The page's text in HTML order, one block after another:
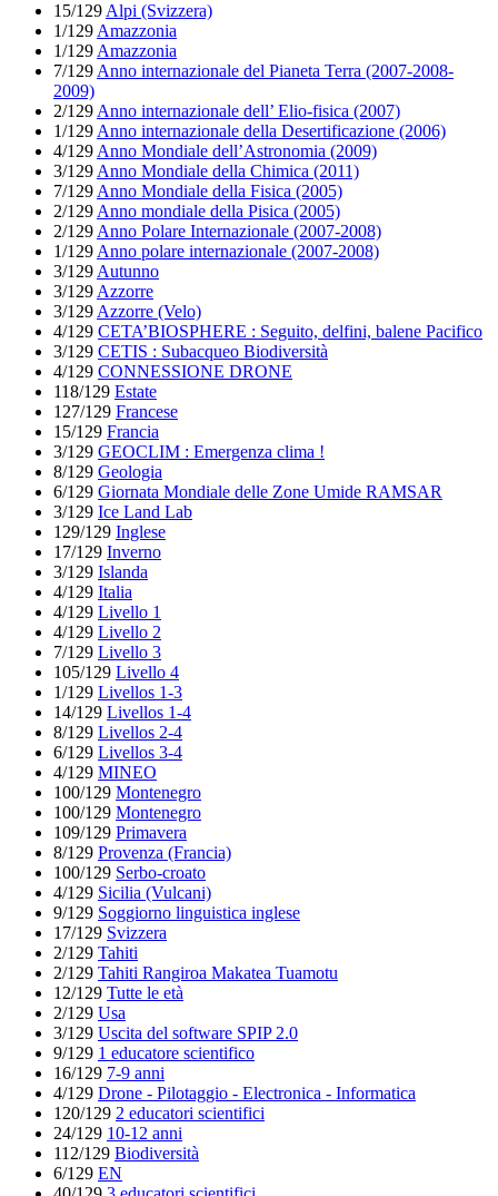
15/129 Alpi (Svizzera)
1/129 Amazzonia
1/129 Amazzonia
7/129 Anno internazionale del Pianeta Terra (2007-2008-
2009)
2/129 Anno internazionale dell’ Elio-fisica (2007)
1/129 Anno internazionale della Desertificazione (2006)
4/129 Anno Mondiale dell’Astronomia (2009)
3/129 Anno Mondiale della Chimica (2011)
7/129 Anno Mondiale della Fisica (2005)
2/129 Anno mondiale della Pisica (2005)
2/129 Anno Polare Internazionale (2007-2008)
1/129 Anno polare internazionale (2007-2008)
3/129 Autunno
3/129 Azzorre
3/129 Azzorre (Velo)
4/129 CETA’BIOSPHERE : Seguito, delfini, balene Pacifico
3/129 CETIS : Subacqueo Biodiversità
4/129 CONNESSIONE DRONE
118/129 Estate
127/129 Francese
15/129 Francia
3/129 GEOCLIM : Emergenza clima !
8/129 Geologia
6/129 Giornata Mondiale delle Zone Umide RAMSAR
3/129 Ice Land Lab
129/129 Inglese
17/129 Inverno
3/129 Islanda
4/129 Italia
4/129 Livello 1
4/129 Livello 2
7/129 Livello 3
105/129 Livello 4
1/129 Livellos 1-3
14/129 Livellos 1-4
8/129 Livellos 2-4
6/129 Livellos 3-4
4/129 MINEO
100/129 Montenegro
100/129 Montenegro
109/129 Primavera
8/129 Provenza (Francia)
100/129 Serbo-croato
4/129 Sicilia (Vulcani)
9/129 Soggiorno linguistica inglese
17/129 Svizzera
2/129 Tahiti
2/129 Tahiti Rangiroa Makatea Tuamotu
12/129 Tutte le età
2/129 Usa
3/129 Uscita del software SPIP 2.0
9/129 1 educatore scientifico
16/129 7-9 anni
4/129 Drone - Pilotaggio - Electronica - Informatica
120/129 2 educatori scientifici
24/129 10-12 anni
112/129 Biodiversità
6/129 EN